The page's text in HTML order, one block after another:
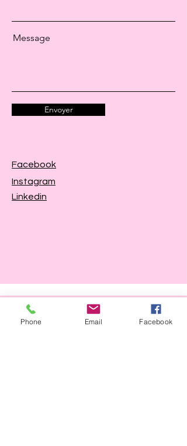
Message
Envoyer
Facebook
Instagram
Linkedin
Horaires d'ouverture
Phone Email Facebook